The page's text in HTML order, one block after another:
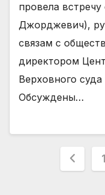
провела
Джорджевич),
связам с
директором
Верховного
Обсуждены…
1